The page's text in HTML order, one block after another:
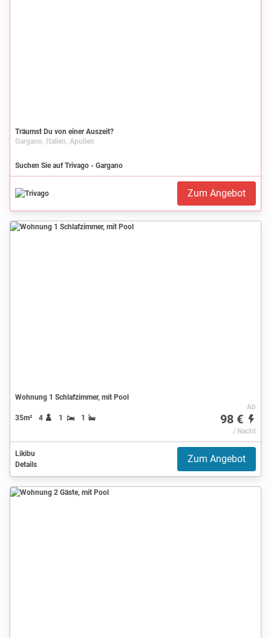
Träumst Du von einer Auszeit?
Gargano, Italien, Apulien
Suchen Sie auf Trivago - Gargano
Zum Angebot
Wohnung 1 Schlafzimmer, mit Pool
35m² 4 1 1
Ab
98 €
/ Nacht
Likibu
Details
Zum Angebot